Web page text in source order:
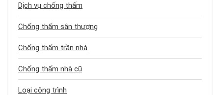
Dịch vụ chống thấm
Chống thấm sân thượng
Chống thấm trần nhà
Chống thấm nhà cũ
Loại công trình